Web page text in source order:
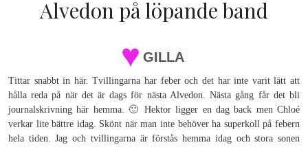
Alvedon på löpande band
GILLA
Tittar snabbt in här. Tvillingarna har feber och det har inte varit lätt att
hålla reda på när det är dags för nästa Alvedon. Nästa gång får det bli
journalskrivning här hemma. 🙂 Hektor ligger en dag back men Chloé
verkar lite bättre idag. Skönt när man inte behöver ha superkoll på febern
hela tiden. Jag och tvillingarna är förstås hemma idag och stora sonen